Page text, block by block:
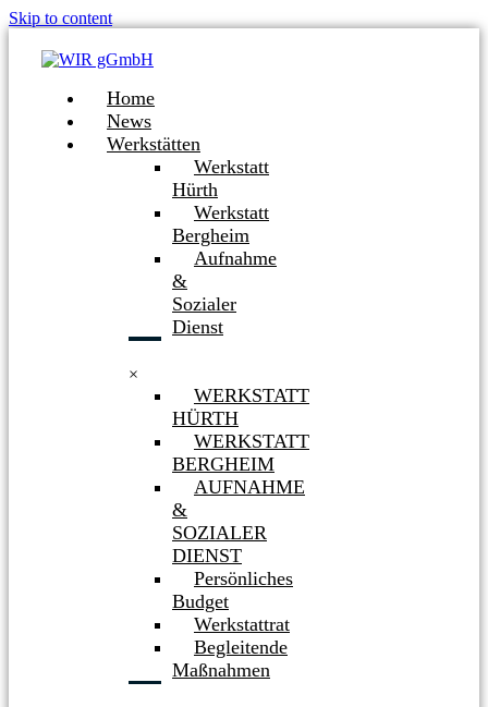
Skip to content
Home
News
Werkstätten
Werkstatt
Hürth
Werkstatt
Bergheim
Aufnahme
&
Sozialer
Dienst
×
WERKSTATT
HÜRTH
WERKSTATT
BERGHEIM
AUFNAHME
&
SOZIALER
DIENST
Persönliches
Budget
Werkstattrat
Begleitende
Maßnahmen